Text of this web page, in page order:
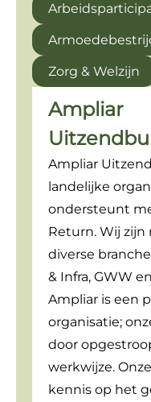
Zorg & Welzijn
Ampliar
Ampliar
landelijke
ondersteunt
Return. Wij zijn
diverse
& Infra, GWW
Ampliar is een
organisatie;
door
werkwijze.
kennis op het